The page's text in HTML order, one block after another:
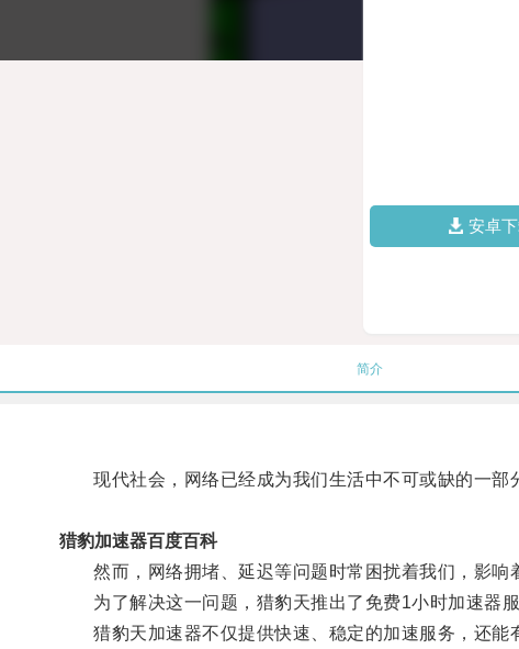
安卓
简介
现代社会，网络已经成为我们生活中不可或缺的一部
猎豹加速器百度百科
然而，网络拥堵、延迟等问题时常困扰着我们，影响
为了解决这一问题，猎豹天推出了免费1小时加速器服
猎豹天加速器不仅提供快速、稳定的加速服务，还能